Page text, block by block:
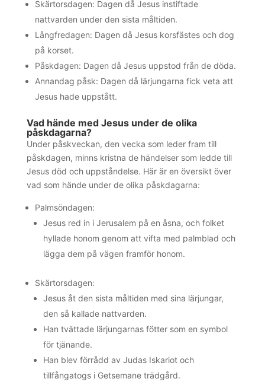
Skärtorsdagen: Dagen då Jesus instiftade
nattvarden under den sista måltiden.
Långfredagen: Dagen då Jesus korsfästes och dog
på korset.
Påskdagen: Dagen då Jesus uppstod från de döda.
Annandag påsk: Dagen då lärjungarna fick veta att
Jesus hade uppstått.
Vad hände med Jesus under de olika
påskdagarna?
Under påskveckan, den vecka som leder fram till
påskdagen, minns kristna de händelser som ledde till
Jesus död och uppståndelse. Här är en översikt över
vad som hände under de olika påskdagarna:
Palmsöndagen:
Jesus red in i Jerusalem på en åsna, och folket
hyllade honom genom att vifta med palmblad och
lägga dem på vägen framför honom.
Skärtorsdagen:
Jesus åt den sista måltiden med sina lärjungar,
den så kallade nattvarden.
Han tvättade lärjungarnas fötter som en symbol
för tjänande.
Han blev förrådd av Judas Iskariot och
tillfångatogs i Getsemane trädgård.